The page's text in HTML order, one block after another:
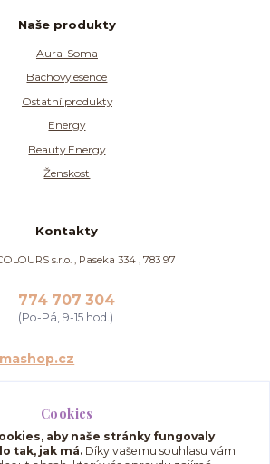
Naše produkty
Aura-Soma
Bachovy esence
Ostatní produkty
Energy
Beauty Energy
Ženskost
Kontakty
s.r.o. , Paseka 334 , 783 97
774 707 304
(Po-Pá, 9-15 hod.)
Cookies
aby naše stránky fungovaly
tak, jak má. Díky vašemu souhlasu vám